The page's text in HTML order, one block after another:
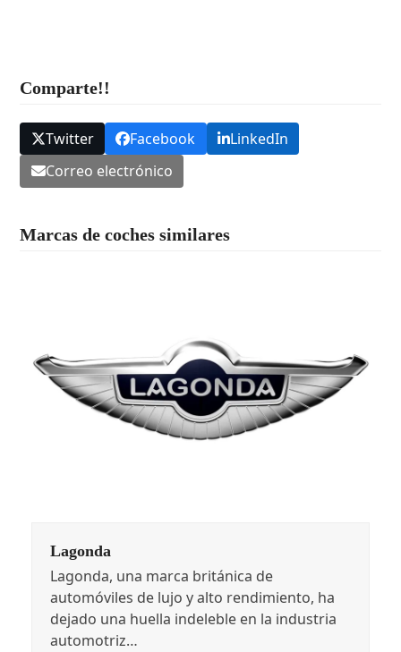
Comparte!!
Twitter Facebook
LinkedIn
Correo electrónico
Marcas de coches similares
Lagonda
Lagonda, una marca británica de
automóviles de lujo y alto rendimiento, ha
dejado una huella indeleble en la industria
automotriz…